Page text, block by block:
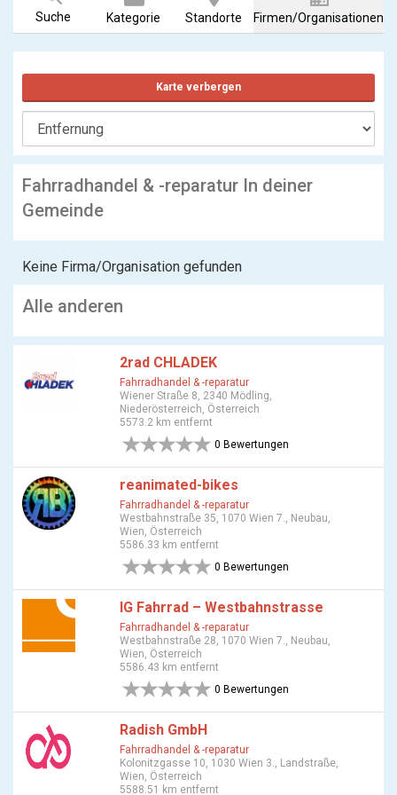
Suche Kategorie Standorte Firmen/Organisationen
Karte verbergen
Fahrradhandel & -reparatur In deiner
Gemeinde
Keine Firma/Organisation gefunden
Alle anderen
2rad CHLADEK
Fahrradhandel & -reparatur
Wiener Straße 8, 2340 Mödling,
Niederösterreich, Österreich
5573.2 km entfernt
0 Bewertungen
reanimated-bikes
Fahrradhandel & -reparatur
Westbahnstraße 35, 1070 Wien 7., Neubau,
Wien, Österreich
5586.33 km entfernt
0 Bewertungen
IG Fahrrad – Westbahnstrasse
Fahrradhandel & -reparatur
Westbahnstraße 28, 1070 Wien 7., Neubau,
Wien, Österreich
5586.43 km entfernt
0 Bewertungen
Radish GmbH
Fahrradhandel & -reparatur
Kolonitzgasse 10, 1030 Wien 3., Landstraße,
Wien, Österreich
5588.51 km entfernt